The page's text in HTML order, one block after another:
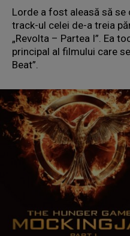
Lorde a fost aleasă să
track-ul celei de-a treia
„Revolta – Partea I”. Ea
principal al filmului care
Beat”.